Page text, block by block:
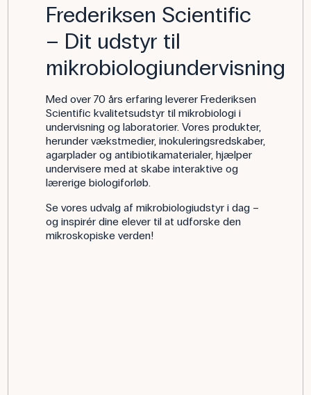
Frederiksen Scientific
– Dit udstyr til
mikrobiologiundervisning
Med over 70 års erfaring leverer Frederiksen
Scientific kvalitetsudstyr til mikrobiologi i
undervisning og laboratorier. Vores produkter,
herunder vækstmedier, inokuleringsredskaber,
agarplader og antibiotikamaterialer, hjælper
undervisere med at skabe interaktive og
lærerige biologiforløb.
Se vores udvalg af mikrobiologiudstyr i dag –
og inspirér dine elever til at udforske den
mikroskopiske verden!